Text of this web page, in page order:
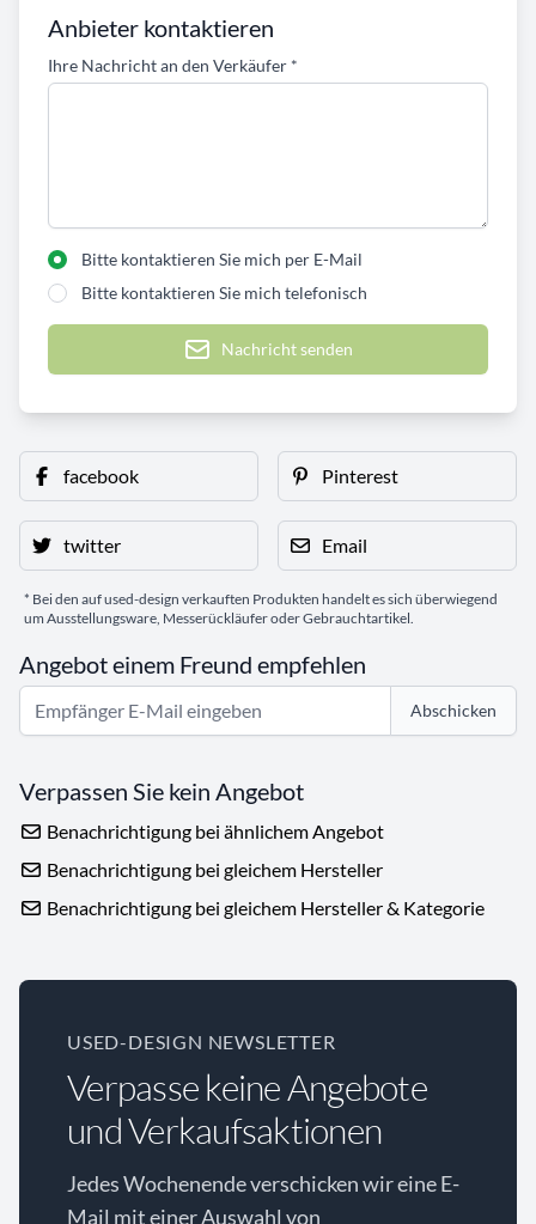
Anbieter kontaktieren
Ihre Nachricht an den Verkäufer *
Bitte kontaktieren Sie mich per E-Mail
Bitte kontaktieren Sie mich telefonisch
Nachricht senden
facebook Pinterest
twitter Email
* Bei den auf used-design verkauften Produkten handelt es sich überwiegend
um Ausstellungsware, Messerückläufer oder Gebrauchtartikel.
Angebot einem Freund empfehlen
Abschicken
Verpassen Sie kein Angebot
Benachrichtigung bei ähnlichem Angebot
Benachrichtigung bei gleichem Hersteller
Benachrichtigung bei gleichem Hersteller & Kategorie
USED-DESIGN NEWSLETTER
Verpasse keine Angebote
und Verkaufsaktionen
Jedes Wochenende verschicken wir eine E-
Mail mit einer Auswahl von